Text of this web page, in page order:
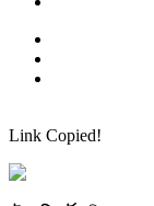
Link Copied!